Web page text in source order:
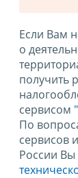
Если Вам
о
получить
сервисом
По
сервисов
России Вы